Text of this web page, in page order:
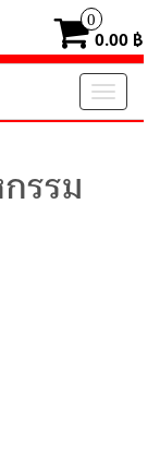
0
0.00 ฿
รรม